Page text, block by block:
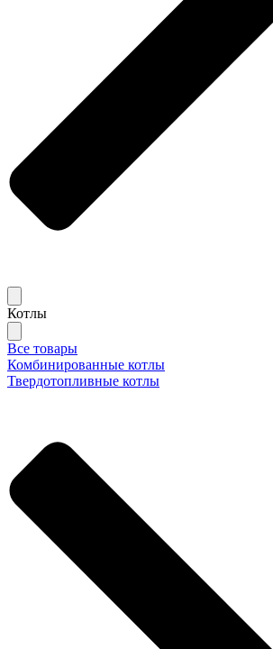
Котлы
Все товары
Комбинированные котлы
Твердотопливные котлы